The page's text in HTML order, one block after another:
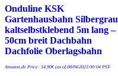
Onduline KSK
Gartenhausbahn Silbergrau
kaltselbstklebend 5m lang –
50cm breit Dachbahn
Dachfolie Oberlagsbahn
Amazon.de Price: 54,90€(as of 08/04/2023 00:04 PST-